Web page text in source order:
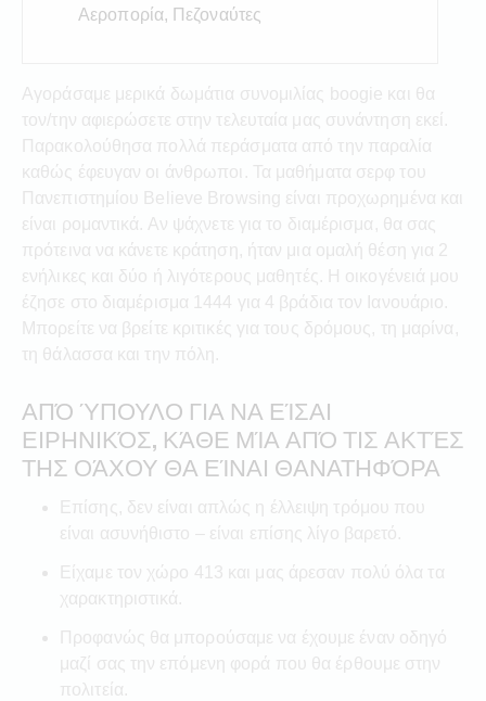
Αεροπορία, Πεζοναύτες
Αγοράσαμε μερικά δωμάτια συνομιλίας boogie και θα
τον/την αφιερώσετε στην τελευταία μας συνάντηση εκεί.
Παρακολούθησα πολλά περάσματα από την παραλία
καθώς έφευγαν οι άνθρωποι. Τα μαθήματα σερφ του
Πανεπιστημίου Believe Browsing είναι προχωρημένα και
είναι ρομαντικά. Αν ψάχνετε για το διαμέρισμα, θα σας
πρότεινα να κάνετε κράτηση, ήταν μια ομαλή θέση για 2
ενήλικες και δύο ή λιγότερους μαθητές. Η οικογένειά μου
έζησε στο διαμέρισμα 1444 για 4 βράδια τον Ιανουάριο.
Μπορείτε να βρείτε κριτικές για τους δρόμους, τη μαρίνα,
τη θάλασσα και την πόλη.
ΑΠΌ ΎΠΟΥΛΟ ΓΙΑ ΝΑ ΕΊΣΑΙ
ΕΙΡΗΝΙΚΌΣ, ΚΆΘΕ ΜΊΑ ΑΠΌ ΤΙΣ ΑΚΤΈΣ
ΤΗΣ ΟΆΧΟΥ ΘΑ ΕΊΝΑΙ ΘΑΝΑΤΗΦΌΡΑ
Επίσης, δεν είναι απλώς η έλλειψη τρόμου που
είναι ασυνήθιστο – είναι επίσης λίγο βαρετό.
Είχαμε τον χώρο 413 και μας άρεσαν πολύ όλα τα
χαρακτηριστικά.
Προφανώς θα μπορούσαμε να έχουμε έναν οδηγό
μαζί σας την επόμενη φορά που θα έρθουμε στην
πολιτεία.